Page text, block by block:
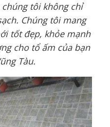
tôi không chỉ
Chúng tôi mang
tốt đẹp, khỏe mạnh
cho tổ ấm của bạn
Tàu.